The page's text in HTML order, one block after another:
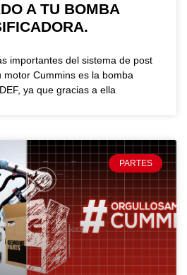
A TU BOMBA
importantes del sistema de post
motor Cummins es la bomba
ya que gracias a ella
PARTES